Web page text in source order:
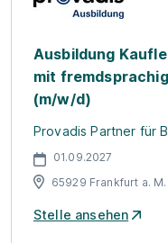
Ausbildung
mit
(m/w/d)
Provadis Partner für
01.09.2027
65929 Frankfurt a. M.
Stelle ansehen